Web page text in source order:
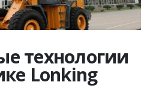
технологии
Lonking